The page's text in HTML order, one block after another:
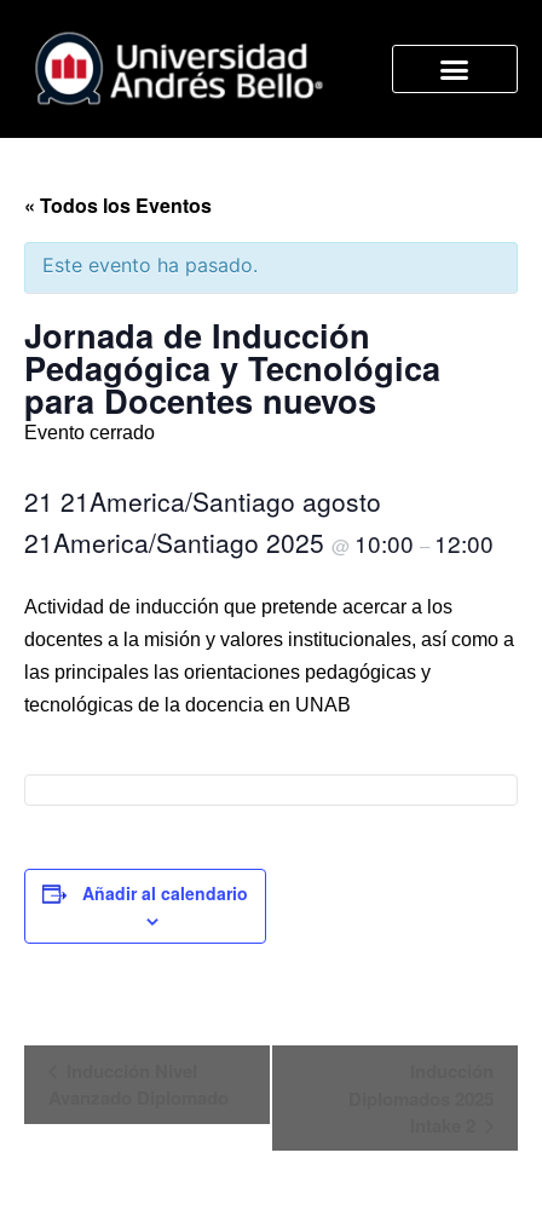
« Todos los Eventos
Este evento ha pasado.
Jornada de Inducción
Pedagógica y Tecnológica
para Docentes nuevos
Evento cerrado
21 21America/Santiago agosto
21America/Santiago 2025 @ 10:00 – 12:00
Actividad de inducción que pretende acercar a los
docentes a la misión y valores institucionales, así como a
las principales las orientaciones pedagógicas y
tecnológicas de la docencia en UNAB
Añadir al calendario
del